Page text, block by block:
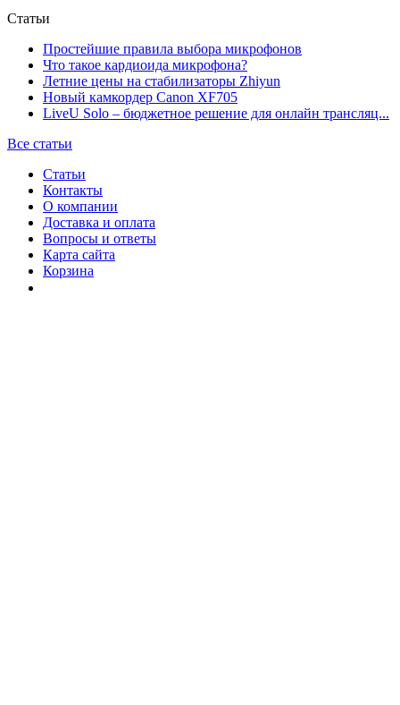
Статьи
Простейшие правила выбора микрофонов
Что такое кардиоида микрофона?
Летние цены на стабилизаторы Zhiyun
Новый камкордер Canon XF705
LiveU Solo – бюджетное решение для онлайн трансляц...
Все статьи
Статьи
Контакты
О компании
Доставка и оплата
Вопросы и ответы
Карта сайта
Корзина